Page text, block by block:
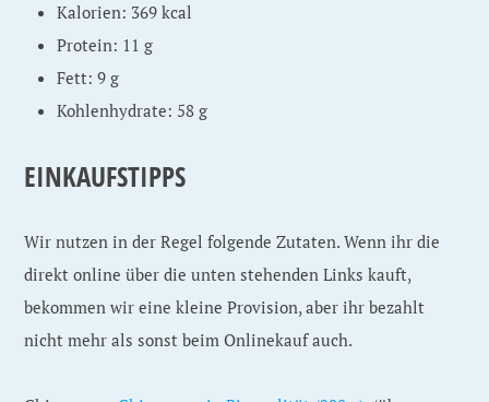
Kalorien: 369 kcal
Protein: 11 g
Fett: 9 g
Kohlenhydrate: 58 g
EINKAUFSTIPPS
Wir nutzen in der Regel folgende Zutaten. Wenn ihr die
direkt online über die unten stehenden Links kauft,
bekommen wir eine kleine Provision, aber ihr bezahlt
nicht mehr als sonst beim Onlinekauf auch.